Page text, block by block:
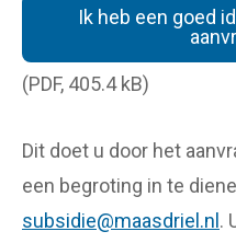
Ik heb een goed
(PDF, 405.4 kB)
Dit doet u door het
een begroting in te
subsidie@maasdriel.nl .